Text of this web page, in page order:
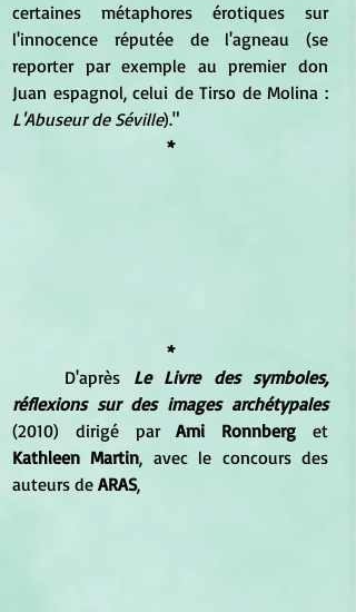
certaines métaphores érotiques sur
l'innocence réputée de l'agneau (se
reporter par exemple au premier don
L'Abuseur de Séville)."
*
*
	D'après
Le Livre des symboles,
réflexions sur des images archétypales
(2010) dirigé par Ami Ronnberg
Kathleen Martin, avec le concours des
auteurs de ARAS,